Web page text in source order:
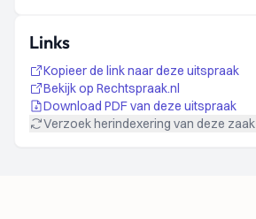
Links
Kopieer de link naar deze uitspraak
Bekijk op Rechtspraak.nl
Download PDF van deze uitspraak
Verzoek herindexering van deze zaak